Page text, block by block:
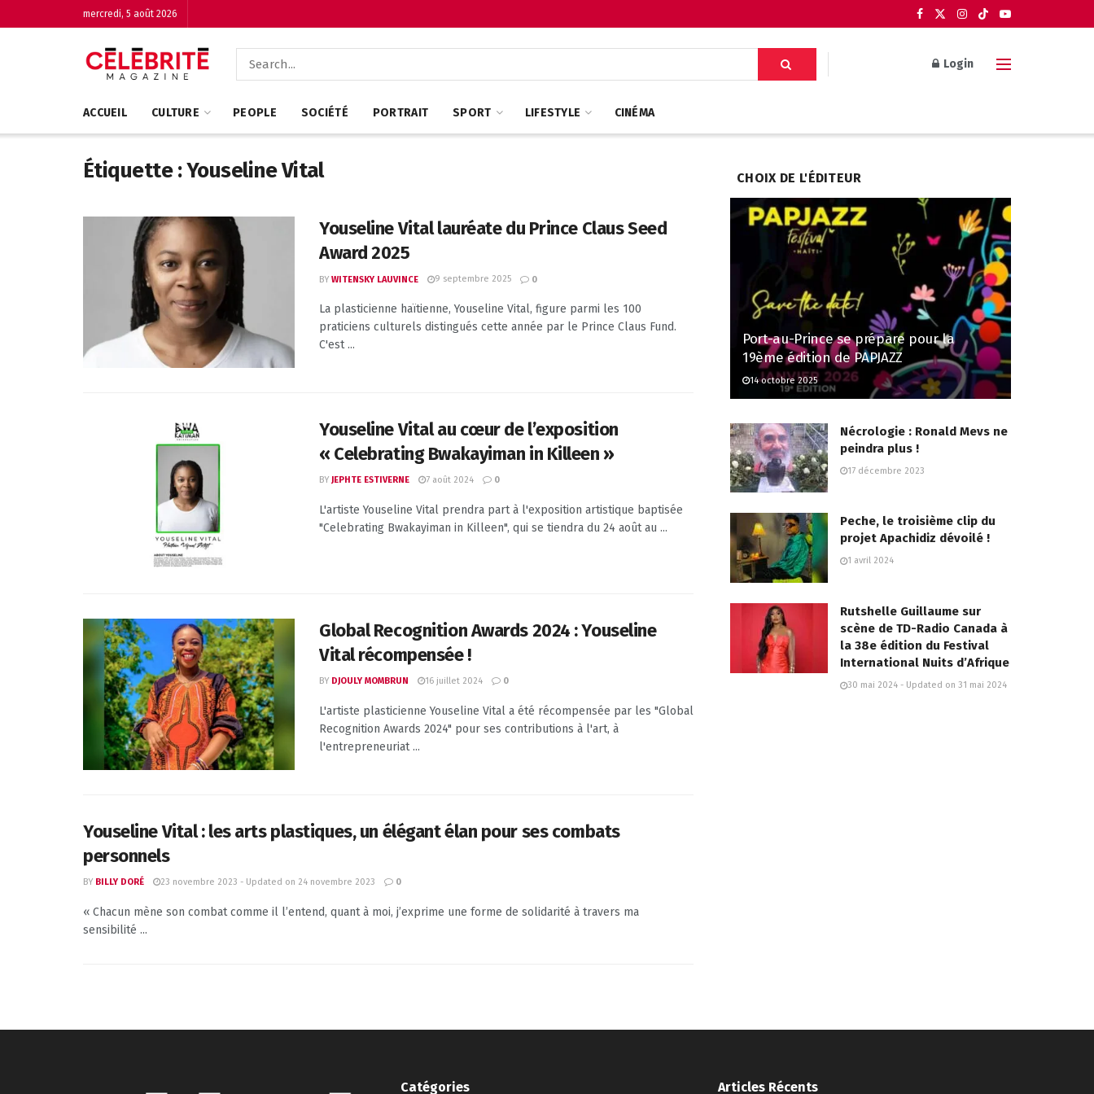
mercredi, 5 août 2026
Login
ACCUEIL CULTURE PEOPLE SOCIÉTÉ PORTRAIT SPORT LIFESTYLE CINÉMA
Étiquette :Youseline Vital
Youseline Vital lauréate du Prince Claus Seed
Award 2025
BY WITENSKY LAUVINCE 9 septembre 2025 0
La plasticienne haïtienne, Youseline Vital, figure parmi les 100
praticiens culturels distingués cette année par le Prince Claus Fund.
C'est ...
Youseline Vital au cœur de l’exposition
« Celebrating Bwakayiman in Killeen »
BY JEPHTE ESTIVERNE 7 août 2024 0
L'artiste Youseline Vital prendra part à l'exposition artistique baptisée
"Celebrating Bwakayiman in Killeen", qui se tiendra du 24 août au ...
Global Recognition Awards 2024 : Youseline
Vital récompensée !
BY DJOULY MOMBRUN 16 juillet 2024 0
L'artiste plasticienne Youseline Vital a été récompensée par les "Global
Recognition Awards 2024" pour ses contributions à l'art, à
l'entrepreneuriat ...
Youseline Vital : les arts plastiques, un élégant élan pour ses combats
personnels
BY BILLY DORÉ 23 novembre 2023 - Updated on 24 novembre 2023 0
« Chacun mène son combat comme il l’entend, quant à moi, j’exprime une forme de solidarité à travers ma
sensibilité ...
CHOIX DE L'ÉDITEUR
Port-au-Prince se prépare pour la
19ème édition de PAPJAZZ
14 octobre 2025
Nécrologie : Ronald Mevs ne
peindra plus !
17 décembre 2023
Peche, le troisième clip du
projet Apachidiz dévoilé !
1 avril 2024
Rutshelle Guillaume sur
scène de TD-Radio Canada à
la 38e édition du Festival
International Nuits d’Afrique
30 mai 2024 - Updated on 31 mai 2024
Catégories Articles Récents